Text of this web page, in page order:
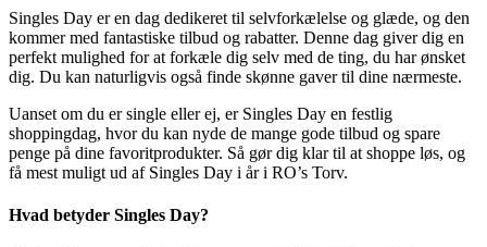
Singles Day er en dag dedikeret til selvforkælelse og glæde, og den
kommer med fantastiske tilbud og rabatter. Denne dag giver dig en
perfekt mulighed for at forkæle dig selv med de ting, du har ønsket
dig. Du kan naturligvis også finde skønne gaver til dine nærmeste.
Uanset om du er single eller ej, er Singles Day en festlig
shoppingdag, hvor du kan nyde de mange gode tilbud og spare
penge på dine favoritprodukter. Så gør dig klar til at shoppe løs, og
få mest muligt ud af Singles Day i år i RO’s Torv.
Hvad betyder Singles Day?